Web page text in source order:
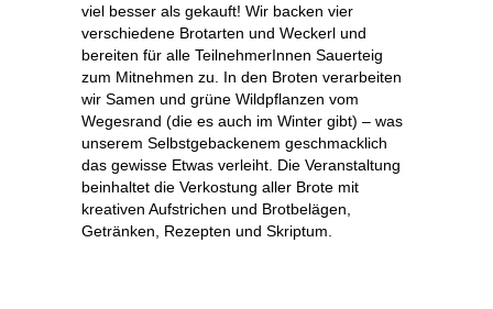
viel besser als gekauft! Wir backen vier
verschiedene Brotarten und Weckerl und
bereiten für alle TeilnehmerInnen Sauerteig
zum Mitnehmen zu. In den Broten verarbeiten
wir Samen und grüne Wildpflanzen vom
Wegesrand (die es auch im Winter gibt) – was
unserem Selbstgebackenem geschmacklich
das gewisse Etwas verleiht. Die Veranstaltung
beinhaltet die Verkostung aller Brote mit
kreativen Aufstrichen und Brotbelägen,
Getränken, Rezepten und Skriptum.